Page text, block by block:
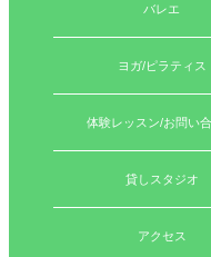
バレエ
ヨガ/ピラティス
体験レッスン/お問い
貸しスタジオ
アクセス